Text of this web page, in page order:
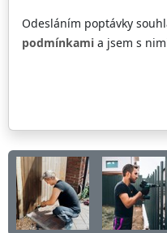
Odesláním poptávky
podmínkami a jsem s